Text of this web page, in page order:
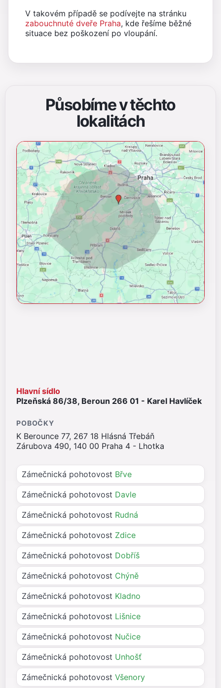
V takovém případě se podívejte na stránku
zabouchnuté dveře Praha, kde řešíme běžné
situace bez poškození po vloupání.
Působíme v těchto
lokalitách
Zámečnická pohotovost Břve
Zámečnická pohotovost Davle
Zámečnická pohotovost Rudná
Zámečnická pohotovost Zdice
Zámečnická pohotovost Dobříš
Zámečnická pohotovost Chýně
Zámečnická pohotovost Kladno
Zámečnická pohotovost Lišnice
Zámečnická pohotovost Nučice
Zámečnická pohotovost Unhošť
Zámečnická pohotovost Všenory
Hlavní sídlo
Plzeňská 86/38, Beroun 266 01 - Karel Havlíček
POBOČKY
K Berounce 77, 267 18 Hlásná Třebáň
Zárubova 490, 140 00 Praha 4 - Lhotka